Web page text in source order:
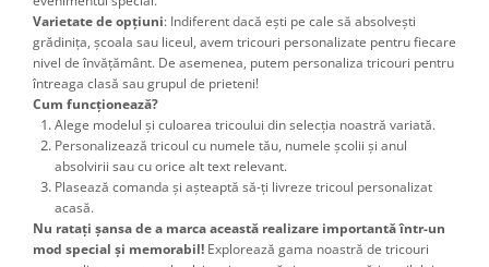
Varietate de opțiuni: Indiferent dacă ești pe cale să absolvești
grădinița, școala sau liceul, avem tricouri personalizate pentru fiecare
nivel de învățământ. De asemenea, putem personaliza tricouri pentru
întreaga clasă sau grupul de prieteni!
Cum funcționează?
Alege modelul și culoarea tricoului din selecția noastră variată.
Personalizează tricoul cu numele tău, numele școlii și anul
absolvirii sau cu orice alt text relevant.
Plasează comanda și așteaptă să-ți livreze tricoul personalizat
acasă.
Nu ratați șansa de a marca această realizare importantă într-un
mod special și memorabil! Explorează gama noastră de tricouri